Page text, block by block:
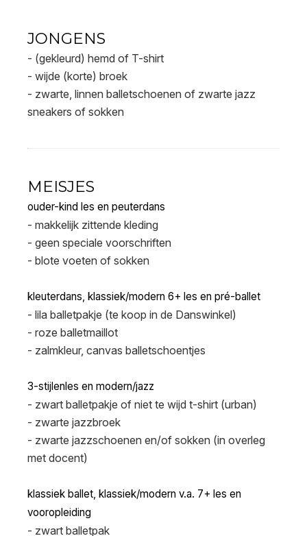
JONGENS
- (gekleurd) hemd of T-shirt
- wijde (korte) broek
- zwarte, linnen balletschoenen of zwarte jazz
sneakers of sokken
MEISJES
ouder-kind les en peuterdans
- makkelijk zittende kleding
- geen speciale voorschriften
- blote voeten of sokken
kleuterdans, klassiek/modern 6+ les en pré-ballet
- lila balletpakje (te koop in de Danswinkel)
- roze balletmaillot
- zalmkleur, canvas balletschoentjes
3-stijlenles en modern/jazz
- zwart balletpakje of niet te wijd t-shirt (urban)
- zwarte jazzbroek
- zwarte jazzschoenen en/of sokken (in overleg
met docent)
klassiek ballet, klassiek/modern v.a. 7+ les en
vooropleiding
- zwart balletpak